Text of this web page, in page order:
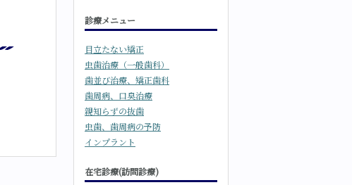
診療メニュー
目立たない矯正
虫歯治療（一般歯科）
歯並び治療、矯正歯科
歯周病、口臭治療
親知らずの抜歯
虫歯、歯周病の予防
インプラント
在宅診療(訪問診療)